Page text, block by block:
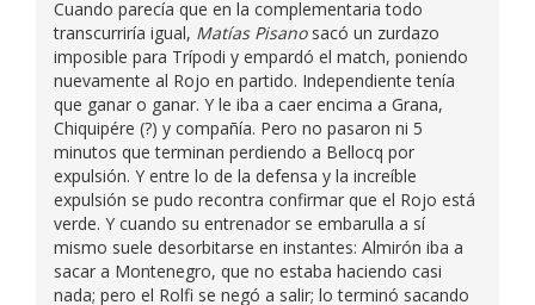
Cuando parecía que en la complementaria todo
transcurriría igual, Matías Pisanosacó un zurdazo
imposible para Trípodi y empardó el match, poniendo
nuevamente al Rojo en partido. Independiente tenía
que ganar o ganar. Y le iba a caer encima a Grana,
Chiquipére (?) y compañía. Pero no pasaron ni 5
minutos que terminan perdiendo a Bellocq por
expulsión. Y entre lo de la defensa y la increíble
expulsión se pudo recontra confirmar que el Rojo está
verde. Y cuando su entrenador se embarulla a sí
mismo suele desorbitarse en instantes: Almirón iba a
sacar a Montenegro, que no estaba haciendo casi
nada; pero el Rolfi se negó a salir; lo terminó sacando